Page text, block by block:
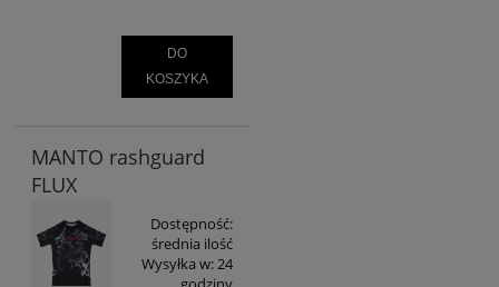
DO
KOSZYKA
MANTO rashguard
FLUX
Dostępność:
średnia ilość
Wysyłka w:24